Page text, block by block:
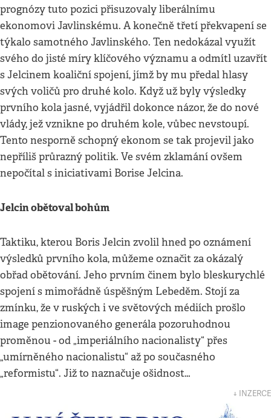
prognózy tuto pozici přisuzovaly liberálnímu
ekonomovi Javlinskému. A konečně třetí překvapení se
týkalo samotného Javlinského. Ten nedokázal využít
svého do jisté míry klíčového významu a odmítl uzavřít
s Jelcinem koaliční spojení, jímž by mu předal hlasy
svých voličů pro druhé kolo. Když už byly výsledky
prvního kola jasné, vyjádřil dokonce názor, že do nové
vlády, jež vznikne po druhém kole, vůbec nevstoupí.
Tento nesporně schopný ekonom se tak projevil jako
nepříliš průrazný politik. Ve svém zklamání ovšem
nepočítal s iniciativami Borise Jelcina.
Jelcin obětoval bohům
Taktiku, kterou Boris Jelcin zvolil hned po oznámení
výsledků prvního kola, můžeme označit za okázalý
obřad obětování. Jeho prvním činem bylo bleskurychlé
spojení s mimořádně úspěšným Lebeděm. Stojí za
zmínku, že v ruských i ve světových médiích prošlo
image penzionovaného generála pozoruhodnou
proměnou - od „imperiálního nacionalisty“ přes
„umírněného nacionalistu“ až po současného
„reformistu“. Již to naznačuje ošidnost…
↓ INZERCE